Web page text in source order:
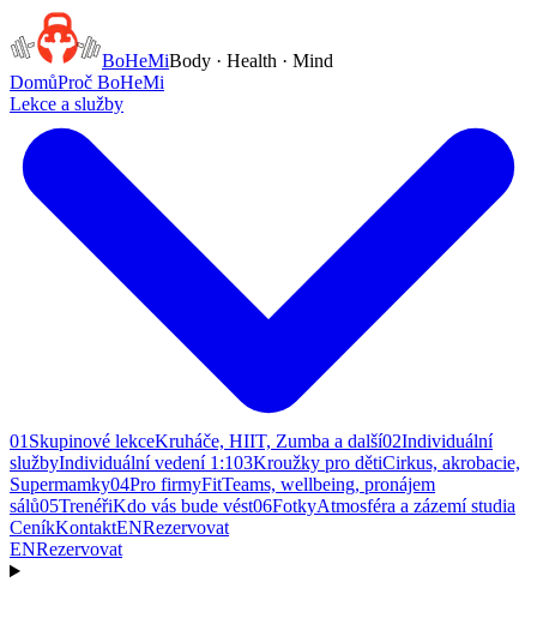
BoHeMiBody · Health · Mind
DomůProč BoHeMi
Lekce a služby
01 Skupinové lekceKruháče, HIIT, Zumba a další02Individuální
službyIndividuální vedení 1:103Kroužky pro dětiCirkus, akrobacie,
Supermamky04Pro firmyFitTeams, wellbeing, pronájem
sálů05TrenéřiKdo vás bude vést06FotkyAtmosféra a zázemí studia
CeníkKontaktENRezervovat
ENRezervovat